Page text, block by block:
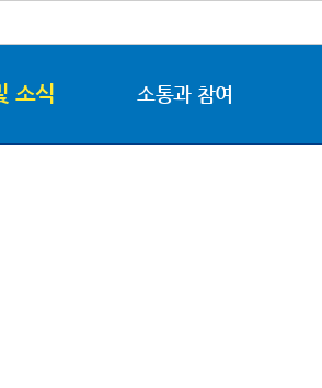
소식 소통과 참여